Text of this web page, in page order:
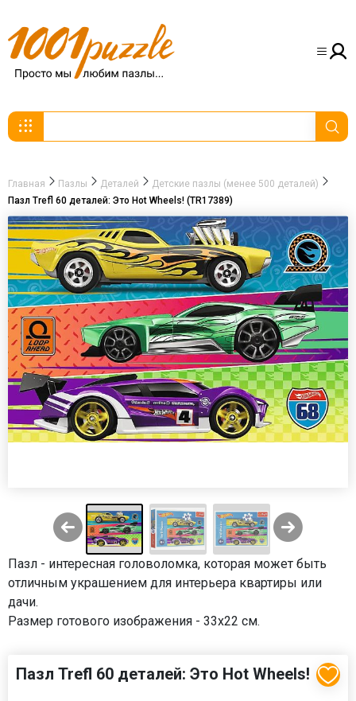
Главная Пазлы Деталей
Детские пазлы (менее 500 деталей)
Пазл Trefl 60 деталей: Это Hot Wheels! (TR17389)
Пазл - интересная головоломка, которая может быть
отличным украшением для интерьера квартиры или
дачи.
Размер готового изображения - 33x22 см.
Пазл Trefl 60 деталей: Это Hot Wheels!